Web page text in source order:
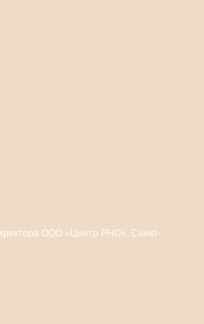
ООО «Центр РНО», Санкт-